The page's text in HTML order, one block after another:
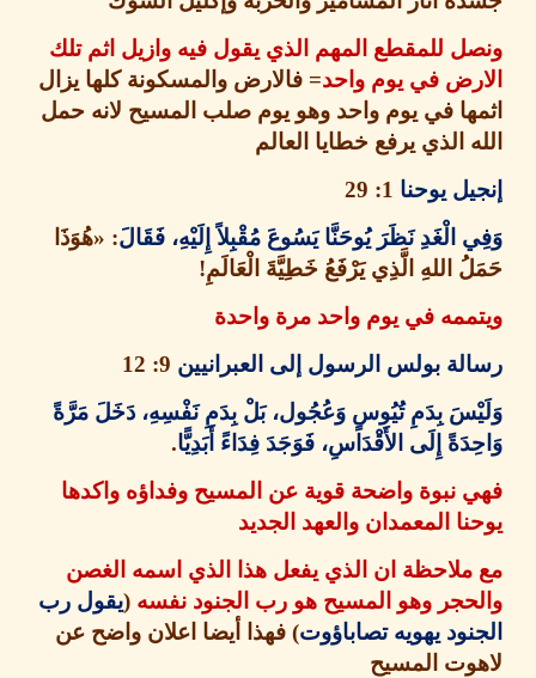
للمقطع المهم الذي يقول فيه وازيل اثم تلك
في يوم واحد= فالارض والمسكونة كلها يزال
في يوم واحد وهو يوم صلب المسيح لانه حمل
الذي يرفع خطايا العالم
يوحنا1: 29
الْغَدِ نَظَرَ يُوحَنَّا يَسُوعَ مُقْبِلاً إِلَيْهِ، فَقَالَ: «هُوَذَا
اللهِ الَّذِي يَرْفَعُ خَطِيَّةَ الْعَالَمِ!
في يوم واحد مرة واحدة
بولس الرسول إلى العبرانيين9: 12
بِدَمِ تُيُوسٍ وَعُجُول، بَلْ بِدَمِ نَفْسِهِ، دَخَلَ مَرَّةً
إِلَى الأَقْدَاسِ، فَوَجَدَ فِدَاءً أَبَدِيًّا.
نبوة واضحة قوية عن المسيح وفداؤه واكدها
المعمدان والعهد الجديد
ان الذي يفعل هذا الذي اسمه الغصن
وهو المسيح هو رب الجنود نفسه( يقول رب
يهويه تصاباؤوت)فهذا أيضا اعلان واضح عن
المسيح